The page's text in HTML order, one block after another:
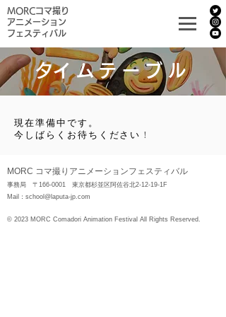
MORCコマ撮り
アニメーション
フェスティバル
​タイムテーブル
現在準備中です。
今しばらくお待ちください ​！
MORC コマ撮りアニメーションフェスティバル
事務局 〒166-0001 東京都杉並区阿佐谷北2-12-19-1F
Mail： school@laputa-jp.com
© 2023 MORC Comadori Animation Festival All Rights Reserved.